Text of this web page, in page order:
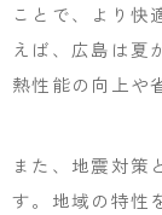
ことで、より快
えば、広島は夏
熱性能の向上や
また、地震対策
す。地域の特性